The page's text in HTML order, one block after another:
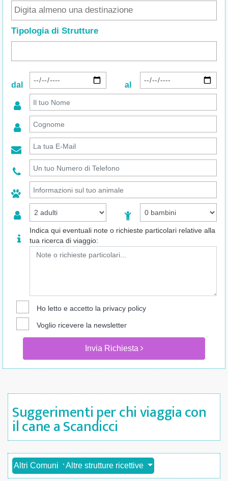
Tipologia di Strutture
dal al
Indica qui eventuali note o richieste particolari relative alla
tua ricerca di viaggio:
Ho letto e accetto la privacy policy
Voglio ricevere la newsletter
Invia Richiesta
Suggerimenti per chi viaggia con
il cane a Scandicci
Altri Comuni Altre strutture ricettive